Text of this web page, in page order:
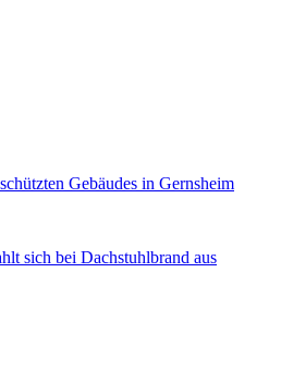
Gebäudes in Gernsheim
sich bei Dachstuhlbrand aus